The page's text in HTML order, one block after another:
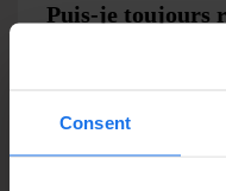
Consent
Puis-je toujours
Les auberges